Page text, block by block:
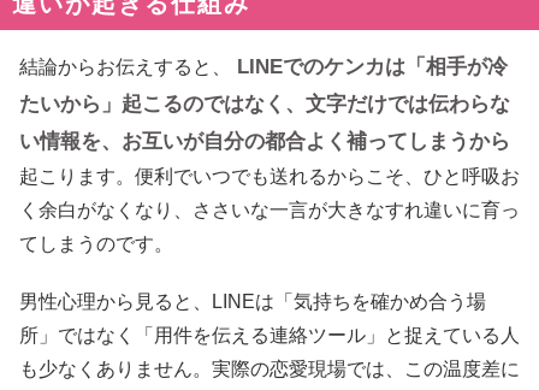
結論からお伝えすると、
LINEでのケンカは「相手が冷
たいから」起こるのではなく、文字だけでは伝わらな
い情報を、お互いが自分の都合よく補ってしまうから
起こります。便利でいつでも送れるからこそ、ひと呼吸お
く余白がなくなり、ささいな一言が大きなすれ違いに育っ
てしまうのです。
男性心理から見ると、LINEは「気持ちを確かめ合う場
所」ではなく「用件を伝える連絡ツール」と捉えている人
も少なくありません。実際の恋愛現場では、この温度差に